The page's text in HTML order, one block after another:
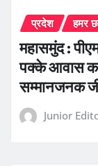
प्रदेश हमर
महासमुंद :
पक्के आवास
सम्मानजनक
Junior